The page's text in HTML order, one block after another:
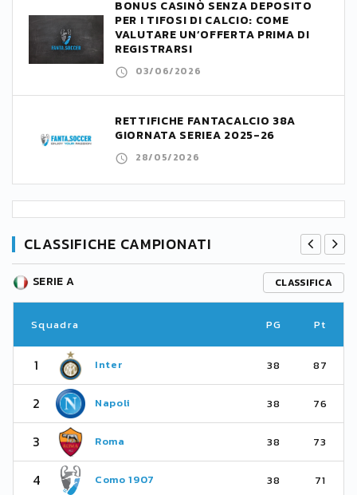
BONUS CASINÒ SENZA DEPOSITO
PER I TIFOSI DI CALCIO: COME
VALUTARE UN’OFFERTA PRIMA DI
REGISTRARSI
03/06/2026
RETTIFICHE FANTACALCIO 38A
GIORNATA SERIEA 2025-26
28/05/2026
CLASSIFICHE CAMPIONATI
SERIE A CLASSIFICA
Squadra PG Pt
1 Inter 38 87
2 Napoli 38 76
3 Roma 38 73
4 Como 1907 38 71